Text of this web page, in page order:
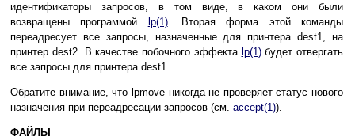
идентификаторы запросов, в том виде, в каком они были
возвращены программой
lp(1). Вторая форма этой команды
переадресует все запросы, назначенные для принтера dest1, на
принтер dest2. В качестве побочного эффекта lp(1)будет отвергать
все запросы для принтера dest1.
Обратите внимание, что lpmove никогда не проверяет статус нового
назначения при переадресации запросов (см. accept(1)).
ФАЙЛЫ